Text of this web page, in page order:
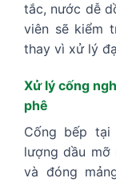
tắc, nước dễ
viên sẽ kiểm
thay vì xử lý
Xử lý cống
phê
Cống bếp
lượng dầu mỡ
và đóng